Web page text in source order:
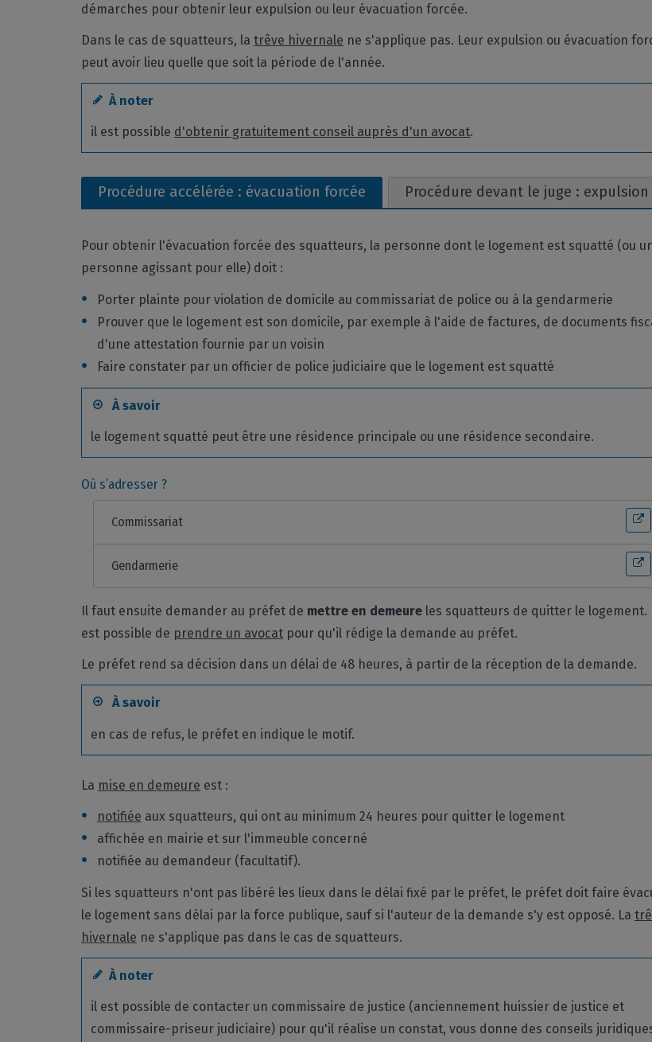
démarches pour obtenir leur expulsion ou leur évacuation forcée.
Dans le cas de squatteurs, la trêve hivernale ne s'applique pas. Leur expulsion ou évacuation
peut avoir lieu quelle que soit la période de l'année.
À noter
il est possible d'obtenir gratuitement conseil auprès d'un avocat.
Procédure accélérée : évacuation forcée Procédure devant le juge : expulsion
Pour obtenir l'évacuation forcée des squatteurs, la personne dont le logement est squatté (ou
personne agissant pour elle) doit :
Porter plainte pour violation de domicile au commissariat de police ou à la gendarmerie
Prouver que le logement est son domicile, par exemple à l'aide de factures, de documents
d'une attestation fournie par un voisin
Faire constater par un officier de police judiciaire que le logement est squatté
À savoir
le logement squatté peut être une résidence principale ou une résidence secondaire.
Où s’adresser ?
Commissariat
Gendarmerie
Il faut ensuite demander au préfet de mettre en demeure les squatteurs de quitter le logement.
est possible de prendre un avocat pour qu'il rédige la demande au préfet.
Le préfet rend sa décision dans un délai de 48 heures, à partir de la réception de la demande.
À savoir
en cas de refus, le préfet en indique le motif.
La mise en demeure est :
notifiée aux squatteurs, qui ont au minimum 24 heures pour quitter le logement
affichée en mairie et sur l'immeuble concerné
notifiée au demandeur (facultatif).
Si les squatteurs n'ont pas libéré les lieux dans le délai fixé par le préfet, le préfet doit faire
le logement sans délai par la force publique, sauf si l'auteur de la demande s'y est opposé. La
hivernale ne s'applique pas dans le cas de squatteurs.
À noter
il est possible de contacter un commissaire de justice (anciennement huissier de justice et
commissaire-priseur judiciaire) pour qu'il réalise un constat, vous donne des conseils